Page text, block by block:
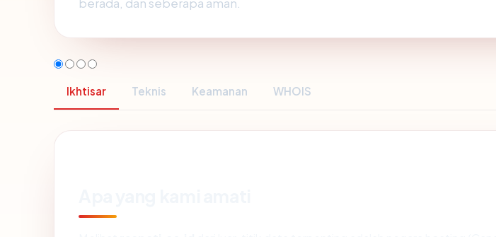
berada, dan seberapa aman.
Ikhtisar Teknis Keamanan WHOIS